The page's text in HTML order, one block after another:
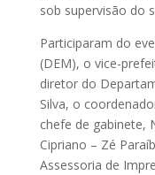
sob supervisão do
Participaram do
(DEM), o vice-
diretor do
Silva, o
chefe de gabinete,
Cipriano – Zé
Assessoria de